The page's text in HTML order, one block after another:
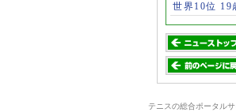
世界10位 19
テニスの総合ポータル